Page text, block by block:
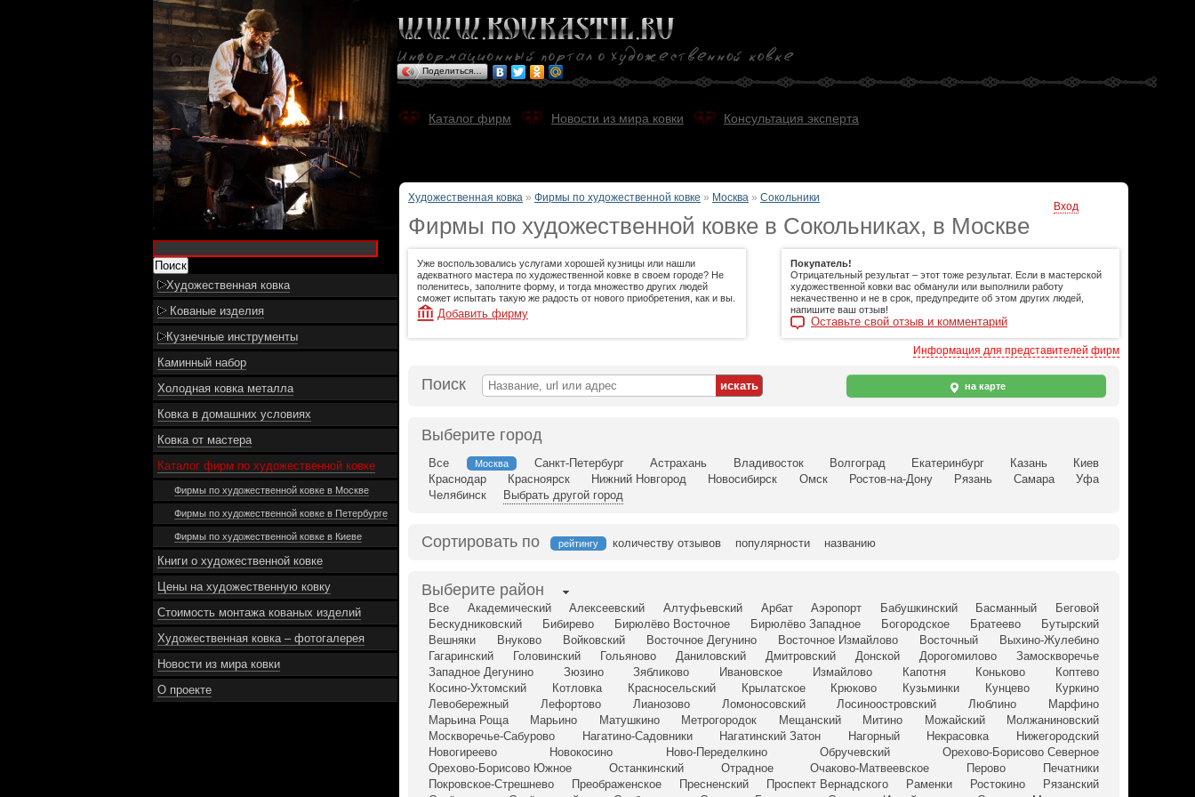
Художественная ковка
Кованые изделия
Кузнечные инструменты
Каминный набор
Холодная ковка металла
Ковка в домашних условиях
Ковка от мастера
Каталог фирм по художественной ковке
Фирмы по художественной ковке в Москве
Фирмы по художественной ковке в Петербурге
Фирмы по художественной ковке в Киеве
Книги о художественной ковке
Цены на художественную ковку
Стоимость монтажа кованых изделий
Художественная ковка – фотогалерея
Новости из мира ковки
О проекте
Поделиться…
Каталог фирм Новости из мира ковки Консультация эксперта
Художественная ковка » Фирмы по художественной ковке » Москва » Сокольники
Вход
Фирмы по художественной ковке в Сокольниках, в Москве
Уже воспользовались услугами хорошей кузницы или нашли
адекватного мастера по художественной ковке в своем городе? Не
поленитесь, заполните форму, и тогда множество других людей
сможет испытать такую же радость от нового приобретения, как и вы.
Добавить фирму
Покупатель!
Отрицательный результат – этот тоже результат. Если в мастерской
художественной ковки вас обманули или выполнили работу
некачественно и не в срок, предупредите об этом других людей,
напишите ваш отзыв!
Оставьте свой отзыв и комментарий
Информация для представителей фирм
Поиск на карте
Выберите город
Все Москва Санкт-Петербург Астрахань Владивосток Волгоград Екатеринбург Казань
Киев
Краснодар
Красноярск Нижний Новгород Новосибирск Омск Ростов-на-Дону Рязань Самара
Уфа
Челябинск
Выбрать другой город
Сортировать по рейтингу количеству отзывов популярности названию
Выберите район
Все Академический Алексеевский Алтуфьевский Арбат Аэропорт Бабушкинский Басманный
Беговой
Бескудниковский
Бибирево Бирюлёво Восточное Бирюлёво Западное Богородское Братеево
Бутырский
Вешняки
Внуково Войковский Восточное Дегунино Восточное Измайлово Восточный
Выхино-Жулебино
Гагаринский
Головинский Гольяново Даниловский Дмитровский Донской Дорогомилово
Замоскворечье
Западное Дегунино
Зюзино Зябликово Ивановское Измайлово Капотня Коньково
Коптево
Косино-Ухтомский
Котловка Красносельский Крылатское Крюково Кузьминки Кунцево
Куркино
Левобережный
Лефортово Лианозово Ломоносовский Лосиноостровский Люблино
Марфино
Марьина Роща
Марьино Матушкино Метрогородок Мещанский Митино Можайский
Молжаниновский
Москворечье-Сабурово
Нагатино-Садовники Нагатинский Затон Нагорный Некрасовка
Нижегородский
Новогиреево
Новокосино Ново-Переделкино Обручевский
Орехово-Борисово Северное
Орехово-Борисово Южное
Останкинский Отрадное Очаково-Матвеевское Перово
Печатники
Покровское-Стрешнево
Преображенское Пресненский Проспект Вернадского Раменки Ростокино
Рязанский